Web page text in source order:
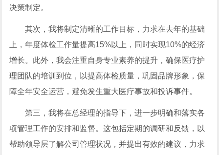
决策制定。
其次，我将制定清晰的工作目标，力求在去年的基础
上，年度体检工作量提高15%以上，同时实现10%的经济
增长。此外，我会注重自身专业素养的提升，确保医疗护
理团队的培训到位，以提高体检质量，巩固品牌形象，保
障全年安全运营，避免发生重大医疗事故和投诉事件。
第三，我将在总经理的指导下，进一步明确和落实各
项管理工作的安排和监督。这包括定期的调研和反馈，以
帮助领导层了解公司管理状况，并提出有效的建议，力求